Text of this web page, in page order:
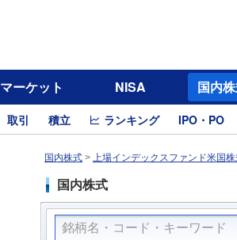
マーケット NISA 国内
取引 積立 ランキング IPO・PO
国内株式 > 上場インデックスファンド米国
国内株式